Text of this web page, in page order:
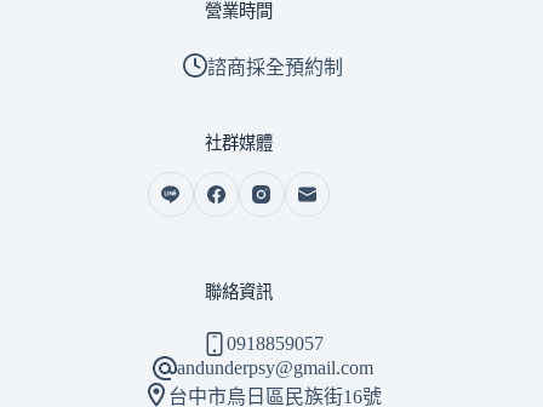
營業時間
諮商採全預約制
社群媒體
聯絡資訊
0918859057
andunderpsy@gmail.com
台中市烏日區民族街16號